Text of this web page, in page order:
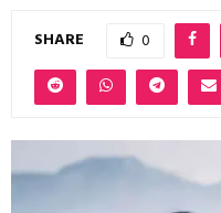
SHARE 0